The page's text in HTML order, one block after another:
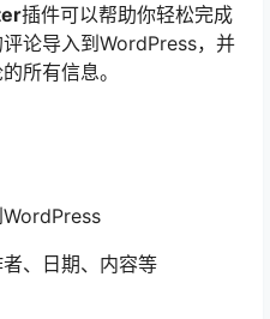
插件可以帮助你轻松完成
论导入到WordPress，并
所有信息。
、日期、内容等